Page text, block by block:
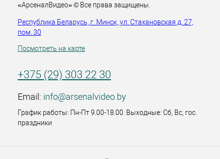
«АрсеналВидео» © Все права защищены.
Республика Беларусь, г. Минск, ул. Стахановская д. 27,
пом. 30
Посмотреть на карте
+375 (29) 303 22 30
Email: info@arsenalvideo.by
График работы: Пн-Пт 9.00-18.00. Выходные: Сб, Вс, гос.
праздники